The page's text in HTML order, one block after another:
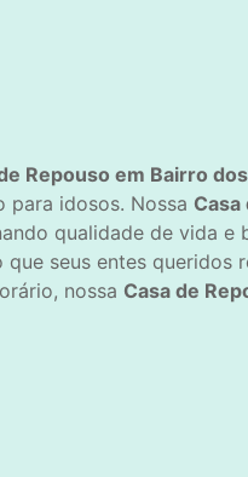
Repouso em Bairro
para idosos. Nossa Casa
qualidade de vida
seus entes queridos
nossa Casa de